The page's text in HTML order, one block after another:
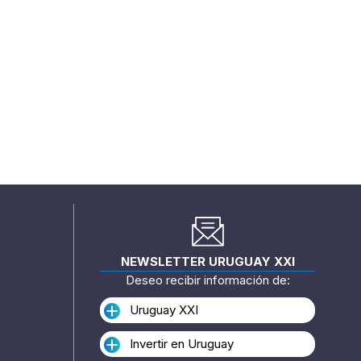
NEWSLETTER URUGUAY XXI
Deseo recibir información de:
Uruguay XXI
Invertir en Uruguay